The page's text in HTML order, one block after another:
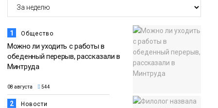
1 Общество
Можно ли уходить с работы в
обеденный перерыв, рассказали в
Минтруда
08 августа 544
2 Новости